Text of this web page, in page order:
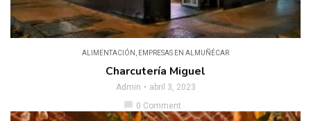
ALIMENTACIÓN , EMPRESAS EN ALMUÑÉCAR
Charcutería Miguel
Admin
abril 3, 2023
chat_bubble 0 Comment